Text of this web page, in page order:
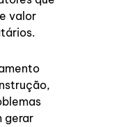
valor
gerar